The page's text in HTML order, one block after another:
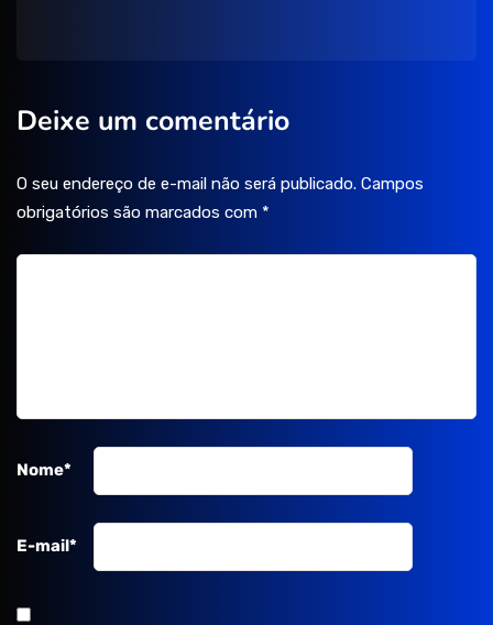
Deixe um comentário
O seu endereço de e-mail não será publicado. Campos
obrigatórios são marcados com *
Nome*
E-mail*